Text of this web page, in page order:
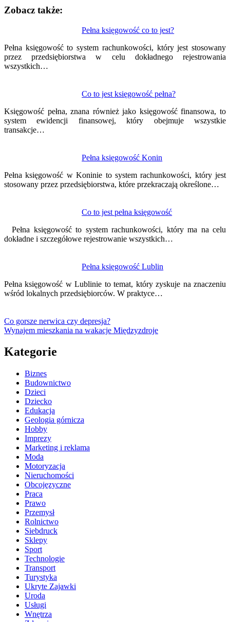
Zobacz także:
Pełna księgowość co to jest?
Pełna księgowość to system rachunkowości, który jest stosowany
przez przedsiębiorstwa w celu dokładnego rejestrowania
wszystkich…
Co to jest księgowość pełna?
Księgowość pełna, znana również jako księgowość finansowa, to
system ewidencji finansowej, który obejmuje wszystkie
transakcje…
Pełna księgowość Konin
Pełna księgowość w Koninie to system rachunkowości, który jest
stosowany przez przedsiębiorstwa, które przekraczają określone…
Co to jest pełna księgowość
Pełna księgowość to system rachunkowości, który ma na celu
dokładne i szczegółowe rejestrowanie wszystkich…
Pełna księgowość Lublin
Pełna księgowość w Lublinie to temat, który zyskuje na znaczeniu
wśród lokalnych przedsiębiorców. W praktyce…
wpisu
Co gorsze nerwica czy depresja?
Wynajem mieszkania na wakacje Międzyzdroje
Kategorie
Biznes
Budownictwo
Dzieci
Dziecko
Edukacja
Geologia górnicza
Hobby
Imprezy
Marketing i reklama
Moda
Motoryzacja
Nieruchomości
Obcojęzyczne
Praca
Prawo
Przemysł
Rolnictwo
Siebdruck
Sklepy
Sport
Technologie
Transport
Turystyka
Ukryte Zajawki
Uroda
Usługi
Wnętrza